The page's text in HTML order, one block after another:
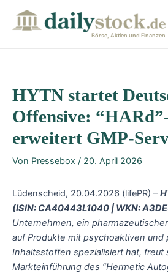
Börse, Aktien und Finanzen
HYTN startet
Offensive:
erweitert GMP-
Von Pressebox / 20. April 2026
Lüdenscheid, 20.04.2026 (lifePR) –
(ISIN: CA40443L1040 | WKN:
Unternehmen, ein
auf Produkte mit psychoaktiven und
Inhaltsstoffen spezialisiert hat, freut
Markteinführung des “Hermetic